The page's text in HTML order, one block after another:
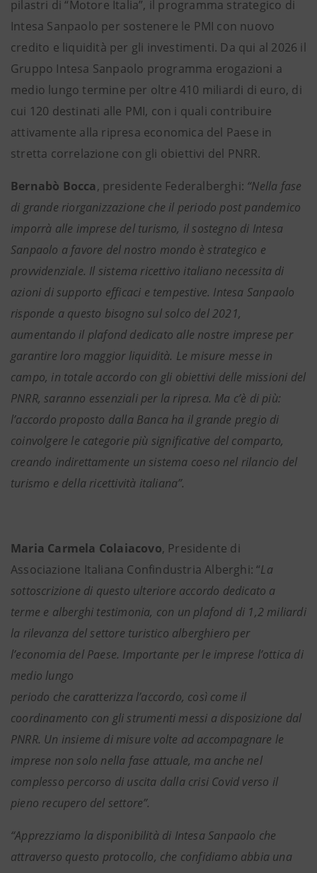
pilastri di “Motore Italia”, il programma strategico di
Intesa Sanpaolo per sostenere le PMI con nuovo
credito e liquidità per gli investimenti. Da qui al 2026 il
Gruppo Intesa Sanpaolo programma erogazioni a
medio lungo termine per oltre 410 miliardi di euro, di
cui 120 destinati alle PMI, con i quali contribuire
attivamente alla ripresa economica del Paese in
stretta correlazione con gli obiettivi del PNRR.
Bernabò Bocca, presidente Federalberghi: “Nella fase
di grande riorganizzazione che il periodo post pandemico
imporrà alle imprese del turismo, il sostegno di Intesa
Sanpaolo a favore del nostro mondo è strategico e
provvidenziale. Il sistema ricettivo italiano necessita di
azioni di supporto efficaci e tempestive. Intesa Sanpaolo
risponde a questo bisogno sul solco del 2021,
aumentando il plafond dedicato alle nostre imprese per
garantire loro maggior liquidità. Le misure messe in
campo, in totale accordo con gli obiettivi delle missioni del
PNRR, saranno essenziali per la ripresa. Ma c’è di più:
l’accordo proposto dalla Banca ha il grande pregio di
coinvolgere le categorie più significative del comparto,
creando indirettamente un sistema coeso nel rilancio del
turismo e della ricettività italiana”.
Maria Carmela Colaiacovo, Presidente di
Associazione Italiana Confindustria Alberghi: “La
sottoscrizione di questo ulteriore accordo dedicato a
terme e alberghi testimonia, con un plafond di 1,2 miliardi
la rilevanza del settore turistico alberghiero per
l’economia del Paese. Importante per le imprese l’ottica di
medio lungo
periodo che caratterizza l’accordo, così come il
coordinamento con gli strumenti messi a disposizione dal
PNRR. Un insieme di misure volte ad accompagnare le
imprese non solo nella fase attuale, ma anche nel
complesso percorso di uscita dalla crisi Covid verso il
pieno recupero del settore”.
“Apprezziamo la disponibilità di Intesa Sanpaolo che
attraverso questo protocollo, che confidiamo abbia una